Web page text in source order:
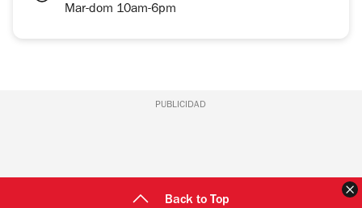
Mar-dom 10am-6pm
PUBLICIDAD
Back to Top